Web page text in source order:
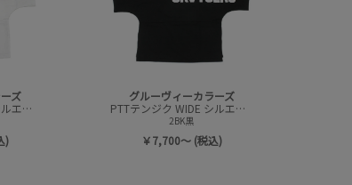
ズ
PTTテンジク WIDE シルエット 7ブソデ TEE
)
グルーヴィーカラーズ
PTTテンジク WIDE シルエット 7ブソデ TEE
2BK黒
￥7,700～ (税込)